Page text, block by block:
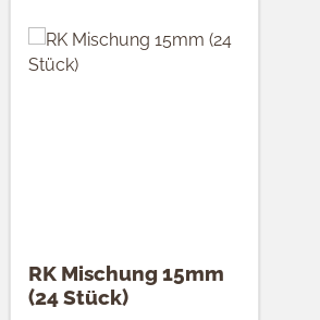
RK Mischung 15mm
(24 Stück)